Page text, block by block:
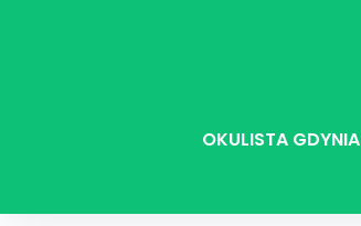
OKULISTA GDYNIA